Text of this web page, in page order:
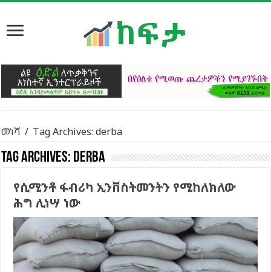
መነሻ / Tag Archives: derba
Tag Archives: derba
የሲሚንቶ ፋብሪካ ኢንቨስትመንትን የሚከለክለው
ሕግ ሊነሣ ነው